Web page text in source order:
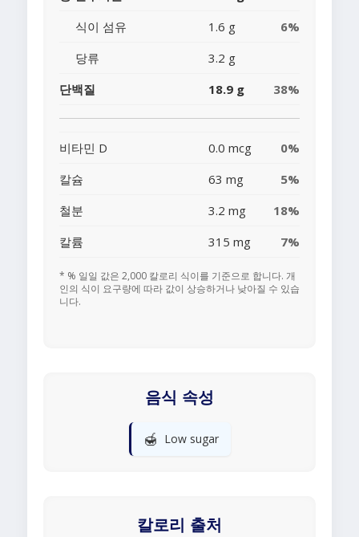
식이 섬유
1.6 g
6%
당류
3.2 g
단백질
18.9 g 38%
비타민 D 0.0 mcg
0%
칼슘
63 mg
5%
철분
3.2 mg
18%
칼륨
315 mg 7%
* % 일일 값은 2,000 칼로리 식이를 기준으로 합니다. 개
인의 식이 요구량에 따라 값이 상승하거나 낮아질 수 있습
니다.
음식 속성
🍯 Low sugar
칼로리 출처